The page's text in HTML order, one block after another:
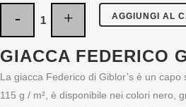
AGGIUNGI AL
GIACCA FEDERICO
La giacca Federico di Giblor’s è un
115 g / m², è disponibile nei colori nero,